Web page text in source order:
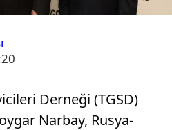
Derneği (TGSD)
Narbay, Rusya-